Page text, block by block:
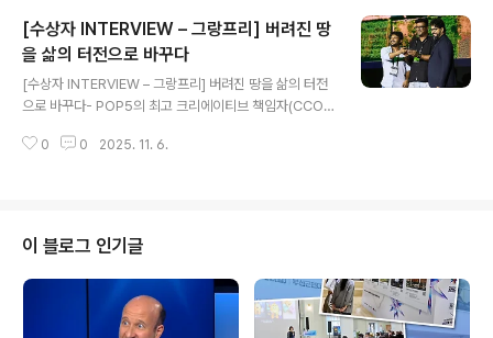
기발하고 유쾌한 방식으로 풀어낸 작품으로,일상의 공간을
상상력과 유머로 채워낸 GIGIL의 독창적인 크리에이티브
가 돋보입니다.“리빙 제품의 폭넓은 라인업을 한 편의 광고
안에서 모두 보여달라.”필리핀 가구 브랜드 만다우에 폼(M
andaue Foam)의 단순하지만 까다로운 요청이필리핀의
크리에이티브 에이전시 GIGIL에게 주어..
[수상자 INTERVIEW – 그랑프리] 버려진 땅
을 삶의 터전으로 바꾸다
[수상자 INTERVIEW – 그랑프리] 버려진 땅을 삶의 터전
으로 바꾸다- POP5의 최고 크리에이티브 책임자(CCO),
eak Bar’가 일상 속 ‘휴식’의 가치를 새롭게 정의했다면,이
와 함께선보인 ‘Plot Farming’ 캠페인입니다. 이 작품은
SDGs (Sustainable Development Goals) Stars 부
문 골드에 이어 그랑프리까지 수상하며, 비즈니스의 본질
로 사회 문제를 해결한 진정한 ‘지속가능한 크리에이티
브’로 주목받았습니다.'버려진 땅..
0 0 2025. 11. 6.
이 블로그 인기글